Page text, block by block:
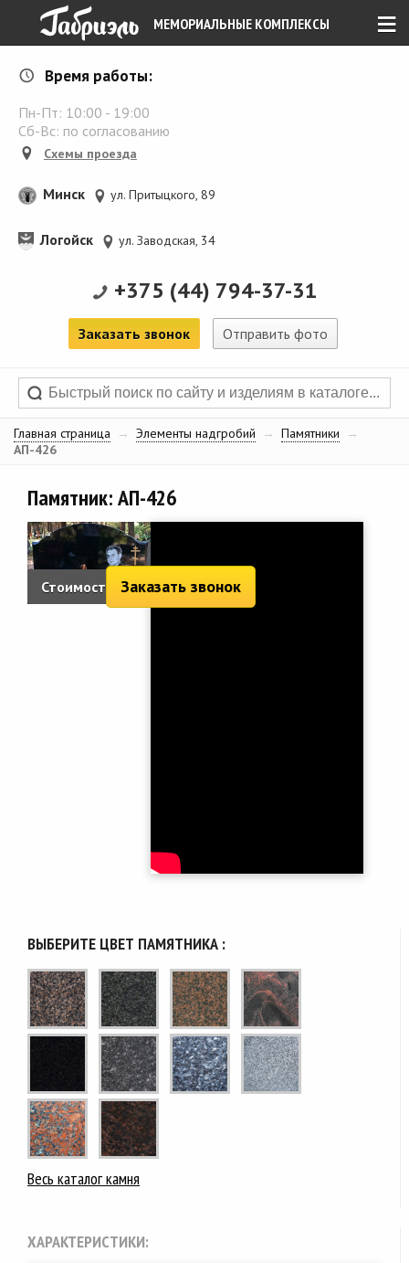
≡
МЕМОРИАЛЬНЫЕ КОМПЛЕКСЫ
Время работы:
Пн-Пт: 10:00 - 19:00
Сб-Вс: по согласованию
Схемы проезда
Минск ул. Притыцкого, 89
Логойск ул. Заводская, 34
+375 (44) 794-37-31
Заказать звонок Отправить фото
Главная страница → Элементы надгробий → Памятники
→
АП-426
Памятник: АП-426
Стоимость: Заказать звонок
ВЫБЕРИТЕ ЦВЕТ ПАМЯТНИКА :
Весь каталог камня
ХАРАКТЕРИСТИКИ: